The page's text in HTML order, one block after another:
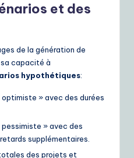
et des
de la génération de
sa capacité à
hypothétiques:
optimiste » avec des durées
pessimiste » avec des
supplémentaires.
des projets et